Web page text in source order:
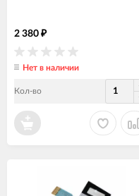
2 380 ₽
Нет в наличии
Кол-во